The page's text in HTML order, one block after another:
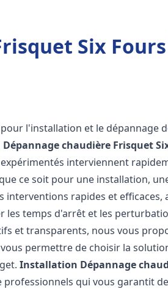
Six
l'installation et le dépannage
chaudière Frisquet
interviennent
ce soit pour une installation,
rapides et efficaces,
les temps d'arrêt et les
et transparents, nous vous
permettre de choisir la
Installation Dépannage
professionnels qui vous garantit